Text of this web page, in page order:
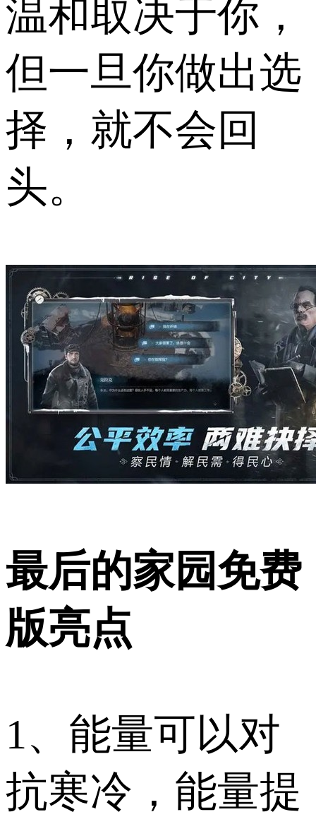
温和取决于你，
但一旦你做出选
择，就不会回
头。
最后的家园免费
版亮点
1、能量可以对
抗寒冷，能量提